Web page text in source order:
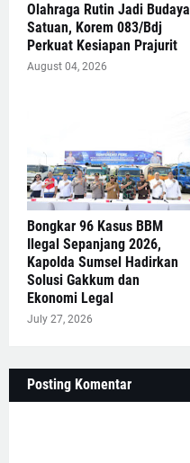
Olahraga Rutin Jadi Budaya
Satuan, Korem 083/Bdj
Perkuat Kesiapan Prajurit
August 04, 2026
Bongkar 96 Kasus BBM
Ilegal Sepanjang 2026,
Kapolda Sumsel Hadirkan
Solusi Gakkum dan
Ekonomi Legal
July 27, 2026
Posting Komentar